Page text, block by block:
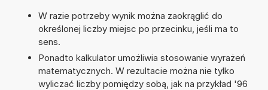
W razie potrzeby wynik można zaokrąglić do
określonej liczby miejsc po przecinku, jeśli ma to
sens.
Ponadto kalkulator umożliwia stosowanie wyrażeń
matematycznych. W rezultacie można nie tylko
wyliczać liczby pomiędzy sobą, jak na przykład '96